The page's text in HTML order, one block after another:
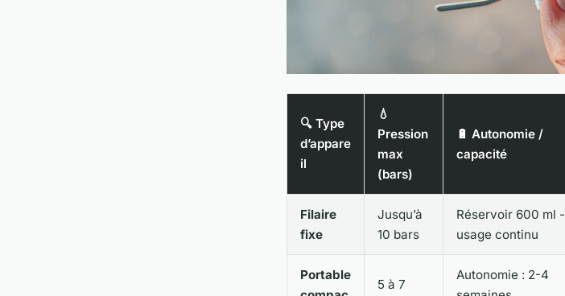
🔍 Type
d’appare
il
💧
Pression
max
(bars)
🔋 Autonomie /
capacité
Filaire
fixe
Jusqu’à
10 bars
Réservoir 600 ml -
usage continu
Portable
5 à 7
Autonomie : 2-4